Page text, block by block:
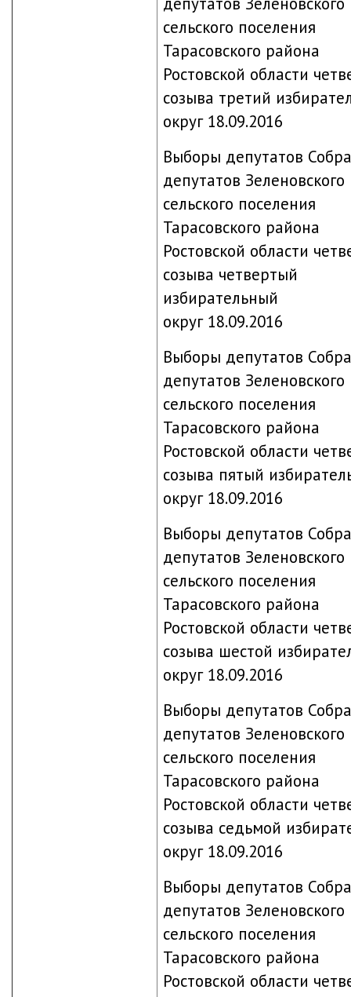
сельского поселения
Тарасовского района
Ростовской области
созыва третий
округ 18.09.2016
Выборы депутатов
депутатов Зеленовского
сельского поселения
Тарасовского района
Ростовской области
созыва четвертый
избирательный
округ 18.09.2016
Выборы депутатов
депутатов Зеленовского
сельского поселения
Тарасовского района
Ростовской области
созыва пятый
округ 18.09.2016
Выборы депутатов
депутатов Зеленовского
сельского поселения
Тарасовского района
Ростовской области
созыва шестой
округ 18.09.2016
Выборы депутатов
депутатов Зеленовского
сельского поселения
Тарасовского района
Ростовской области
созыва седьмой
округ 18.09.2016
Выборы депутатов
депутатов Зеленовского
сельского поселения
Тарасовского района
Ростовской области